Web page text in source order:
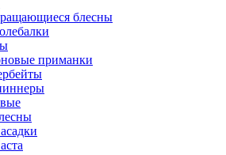
блесны
приманки